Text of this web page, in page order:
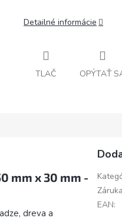
Detailné informácie
TLAČ OPÝTAŤ
mm x 30 mm -
dreva a
Záruka
EAN: